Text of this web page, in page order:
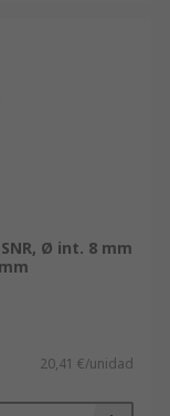
Ø int. 8 mm
20,41 €/unidad